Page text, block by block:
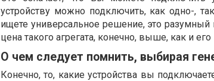
устройству можно подключить, как одно-,
ищете универсальное решение, это
цена такого агрегата, конечно, выше, как и его
О чем следует помнить, выбирая
Конечно, то, какие устройства вы